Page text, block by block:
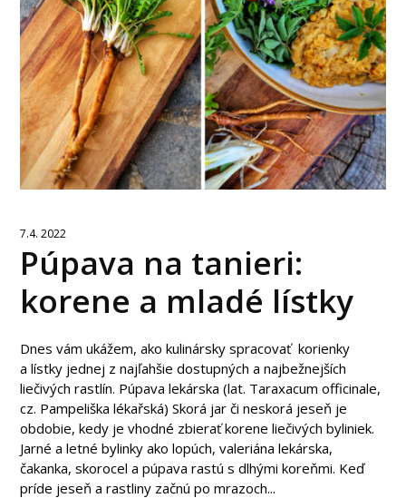
7.4. 2022
Púpava na tanieri:
korene a mladé lístky
Dnes vám ukážem, ako kulinársky spracovať korienky
a lístky jednej z najľahšie dostupných a najbežnejších
liečivých rastlín. Púpava lekárska (lat. Taraxacum officinale,
cz. Pampeliška lékařská) Skorá jar či neskorá jeseň je
obdobie, kedy je vhodné zbierať korene liečivých byliniek.
Jarné a letné bylinky ako lopúch, valeriána lekárska,
čakanka, skorocel a púpava rastú s dlhými koreňmi. Keď
príde jeseň a rastliny začnú po mrazoch...